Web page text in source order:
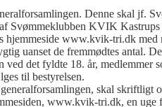
Denne skal jf.
Svømmeklubben KVIK
hjemmeside www.kvik-tri.dk med
uanset de fremmødtes antal.
det fyldte 18. år, medlemmer
til bestyrelsen.
skal
www.kvik-tri.dk, en uge